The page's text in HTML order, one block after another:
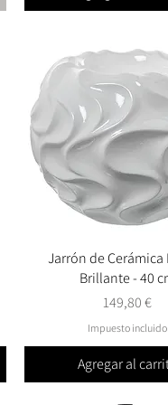
Vista rápida
Jarrón de Cerámica
Brillante - 40
Precio
149,80 €
Impuesto incluido
Agregar al